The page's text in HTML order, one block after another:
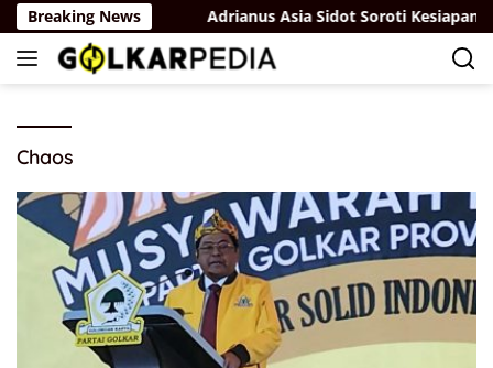
Skip
to
content
Breaking News
Hukum Adrianus Asia Sidot Soroti Kesiapan
Chaos